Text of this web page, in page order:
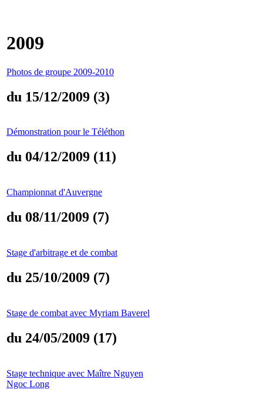
2009
Photos de groupe 2009-2010
du 15/12/2009 (3)
Démonstration pour le Téléthon
du 04/12/2009 (11)
Championnat d'Auvergne
du 08/11/2009 (7)
Stage d'arbitrage et de combat
du 25/10/2009 (7)
Stage de combat avec Myriam Baverel
du 24/05/2009 (17)
Stage technique avec Maître Nguyen
Ngoc Long